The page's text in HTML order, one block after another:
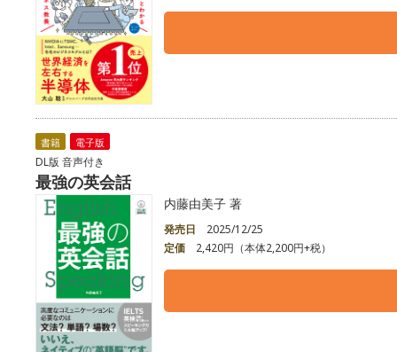
書籍 電子版
DL版 音声付き
最強の英会話
内藤由美子 著
発売日
2025/12/25
定価
2,420円（本体2,200円+税）